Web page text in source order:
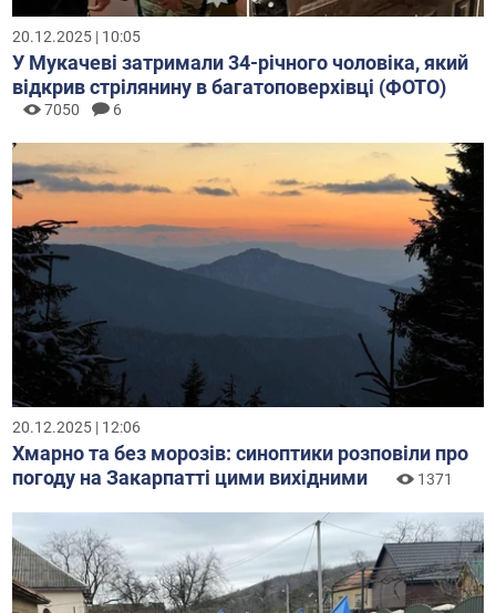
20.12.2025 | 10:05
У Мукачеві затримали 34-річного чоловіка, який
відкрив стрілянину в багатоповерхівці (ФОТО)
7050 6
20.12.2025 | 12:06
Хмарно та без морозів: синоптики розповіли про
погоду на Закарпатті цими вихідними
1371